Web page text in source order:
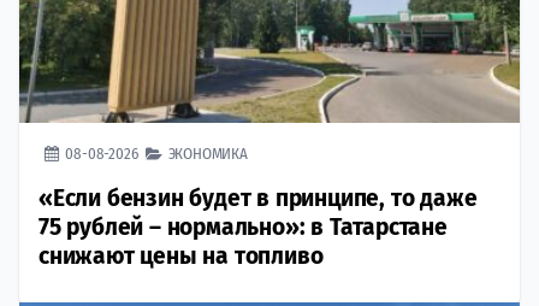
08-08-2026 ЭКОНОМИКА
«Если бензин будет в принципе, то даже
75 рублей – нормально»: в Татарстане
снижают цены на топливо